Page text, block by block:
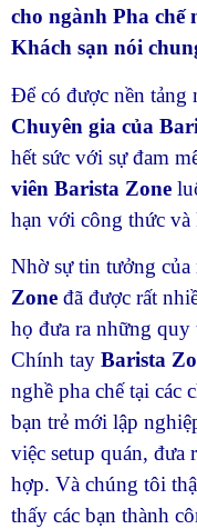
cho ngành Pha chế
Khách sạn nói
Để có được nền tảng
Chuyên gia của
hết sức với sự đam
viên Barista Zone
hạn với công thức
Nhờ sự tin tưởng
Zone đã được rất
họ đưa ra những
Chính tay Barista
nghề pha chế tại các
bạn trẻ mới lập
việc setup quán, đưa
hợp. Và chúng tôi
thấy các bạn thành